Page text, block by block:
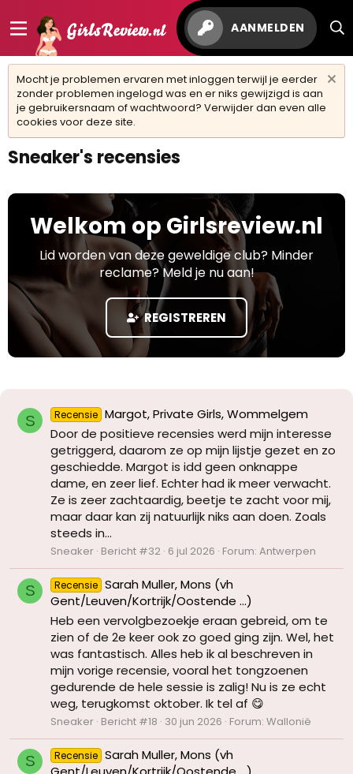
AANMELDEN
Mocht je problemen ervaren met inloggen terwijl je eerder
zonder problemen ingelogd was en er niks gewijzigd is aan
je gebruikersnaam of wachtwoord? Verwijder dan even alle
cookies voor deze site.
Sneaker's recensies
Welkom op Girlsreview.nl
Lid worden van deze geweldige club? Minder
reclame? Meld je nu aan!
REGISTREREN
S Recensie Margot, Private Girls, Wommelgem
Door de positieve recensies werd mijn interesse
getriggerd, daarom ze op mijn lijstje gezet en zo
geschiedde. Margot is idd geen onknappe
dame, en zeer lief. Echter had ik meer verwacht.
Ze is zeer zachtaardig, beetje te zacht voor mij,
maar daar kan zij natuurlijk niks aan doen. Zoals
steeds in...
Sneaker Bericht #32 6 jul 2026 Forum: Antwerpen
S Recensie Sarah Muller, Mons (vh
Gent/Leuven/Kortrijk/Oostende ...)
Heb een vervolgbezoekje eraan gebreid, om te
zien of de 2e keer ook zo goed ging zijn. Wel, het
was fantastisch. Alles heb ik al beschreven in
mijn vorige recensie, vooral het tongzoenen
gedurende de hele sessie is zalig! Nu is ze echt
weg, terugkomst oktober. Ik tel af 😋
Sneaker Bericht #18 30 jun 2026 Forum: Wallonië
S Recensie Sarah Muller, Mons (vh